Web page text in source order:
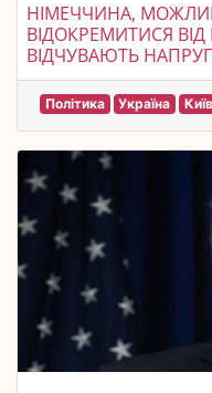
НІМЕЧЧИНА,
ВІДОКРЕМИТИСЯ ВІД
ВІДЧУВАЮТЬ
Політика Україна Київ